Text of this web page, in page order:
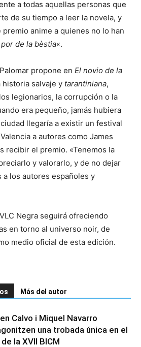
a todas aquellas personas que
de su tiempo a leer la novela, y
anime a quienes no lo han
por de la bèstia«.
propone en El novio de la
historia salvaje y tarantiniana,
legionarios, la corrupción o la
era pequeño, jamás hubiera
llegaría a existir un festival
a autores como James
recibir el premio. «Tenemos la
y valorarlo, y de no dejar
los autores españoles y
Negra seguirá ofreciendo
en torno al universo noir, de
medio oficial de esta edición.
Más del autor
Calvo i Miquel Navarro
una trobada única en el
la XVII BICM